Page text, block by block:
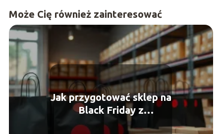
Może Cię również zainteresować
Jak przygotować sklep na
Black Friday z
wyprzedzeniem?